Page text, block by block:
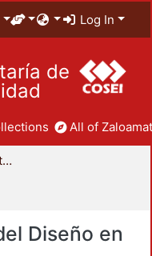
Log In
de
All of
División de Ciencias y Artes para el Diseño
Diseño en